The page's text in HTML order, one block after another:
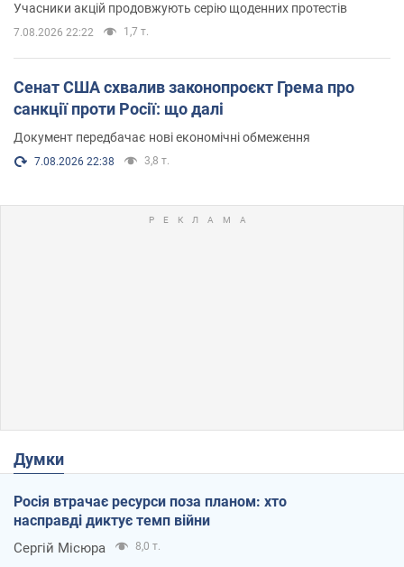
Учасники акцій продовжують серію щоденних протестів
7.08.2026 22:22 1,7 т.
Сенат США схвалив законопроєкт Грема про
санкції проти Росії: що далі
Документ передбачає нові економічні обмеження
7.08.2026 22:38 3,8 т.
Думки
Росія втрачає ресурси поза планом: хто
насправді диктує темп війни
Сергій Місюра 8,0 т.